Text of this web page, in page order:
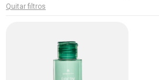
Quitar filtros